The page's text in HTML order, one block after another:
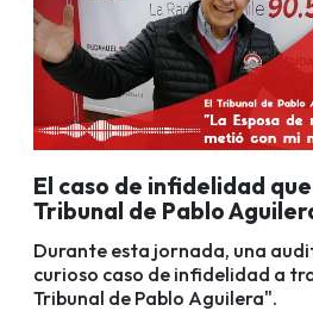
El caso de infidelidad
Tribunal de Pablo
Durante esta jornada, una
curioso caso de infidelidad a
Tribunal de Pablo Aguilera".